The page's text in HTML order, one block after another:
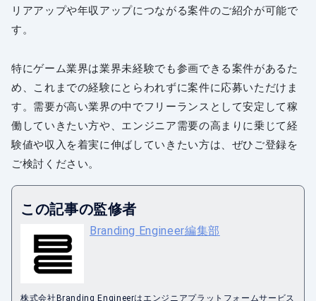
リアアップや年収アップにつながる案件のご紹介が可能で
す。
特にゲーム業界は業界未経験でも参画できる案件があるた
め、これまでの経験にとらわれずに案件に応募いただけま
す。需要が高い業界の中でフリーランスとして安定して稼
働していきたい方や、エンジニア需要の高まりに乗じて経
験値や収入を着実に伸ばしていきたい方は、ぜひご登録を
ご検討ください。
この記事の監修者
Branding Engineer編集部
株式会社Branding Engineerはエンジニアプラットフォームサービス